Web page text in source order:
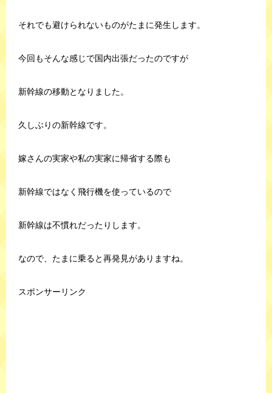
それでも避けられないものがたまに発生します。
今回もそんな感じで国内出張だったのですが
新幹線の移動となりました。
久しぶりの新幹線です。
嫁さんの実家や私の実家に帰省する際も
新幹線ではなく飛行機を使っているので
新幹線は不慣れだったりします。
なので、たまに乗ると再発見がありますね。
スポンサーリンク